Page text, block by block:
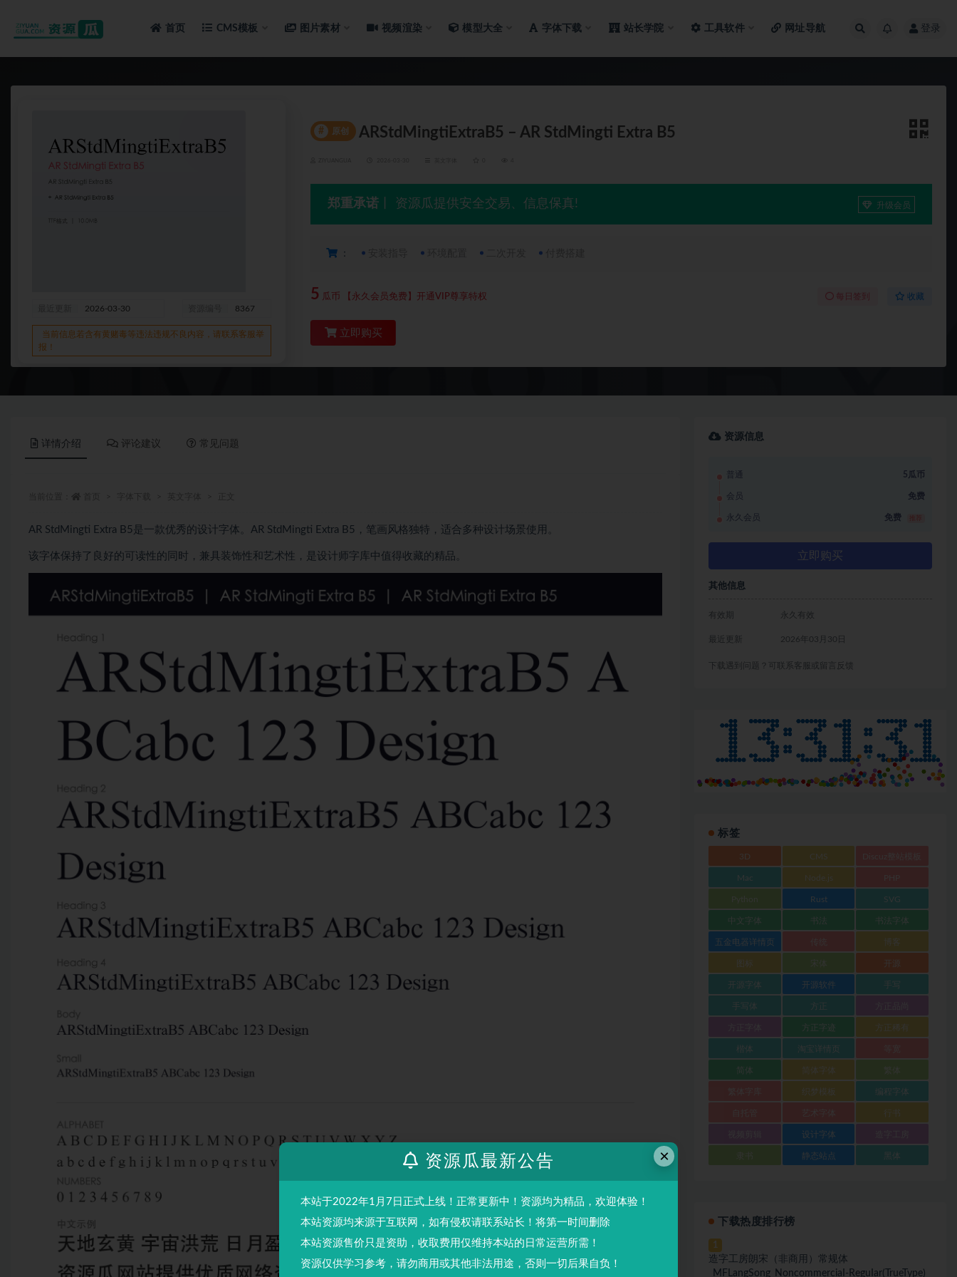
首页 CMS模板 图片素材 视频渲染 模型大全 字体下载 站长学院 工具软件 网址导航 登录
2026-03-30 8367
当前信息若含有黄赌毒等违法违规不良内容，请联系客服举
报！
# 原创 ARStdMingtiExtraB5 – AR StdMingti Extra B5
郑重承诺 丨 资源瓜提供安全交易、信息保真! 升级会员
：
5 瓜币 【永久会员免费】开通VIP尊享特权 每日签到 收藏
立即购买
详情介绍 评论建议 常见问题
AR StdMingti Extra B5是一款优秀的设计字体。AR StdMingti Extra B5，笔画风格独特，适合多种设计场景使用。
该字体保持了良好的可读性的同时，兼具装饰性和艺术性，是设计师字库中值得收藏的精品。
资源信息
普通 5瓜币
会员 免费
永久会员 免费
立即购买
其他信息
有效期 永久有效
最近更新 2026年03月30日
下载遇到问题？可联系客服或留言反馈
标签
3D CMS
Mac Node.js
Rust SVG
中文字体 书法 书法字体
五金电器详情页 博客
图标 开源
开源字体 开源软件 手写
手写体 方正
方正字迹 方正稀有
楷体 淘宝详情页
简体 简体字体
织梦模板 编程字体
行书
设计字体
静态站点 黑体
下载热度排行榜
1
造字工房朗宋（非商用）常规体
_MFLangSong_NoncommerciaI-ReguIar(TrueType)
×
资源瓜最新公告
本站于2022年1月7日正式上线！正常更新中！资源均为精品，欢迎体验！
本站资源均来源于互联网，如有侵权请联系站长！将第一时间删除
本站资源售价只是资助，收取费用仅维持本站的日常运营所需！
资源仅供学习参考，请勿商用或其他非法用途，否则一切后果自负！